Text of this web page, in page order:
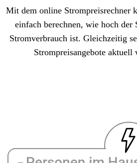
Mit dem online Strompreisrechner
einfach berechnen, wie hoch der
Stromverbrauch ist. Gleichzeitig
Strompreisangebote aktuell